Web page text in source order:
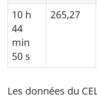
10 h
44
min
50 s
265,27
Les données du